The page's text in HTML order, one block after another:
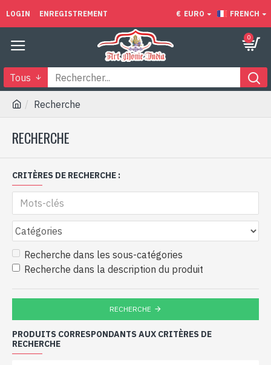
LOGIN ENREGISTREMENT € EURO FRENCH
0
Tous
Recherche
RECHERCHE
CRITÈRES DE RECHERCHE :
Recherche dans les sous-catégories
Recherche dans la description du produit
RECHERCHE
PRODUITS CORRESPONDANTS AUX CRITÈRES DE
RECHERCHE